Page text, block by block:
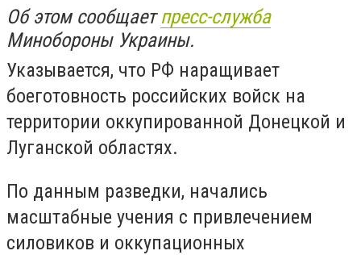
Об этом сообщаетпресс-служба
Минобороны Украины.
Указывается, что РФ наращивает
боеготовность российских войск на
территории оккупированной Донецкой и
Луганской областях.
По данным разведки, начались
масштабные учения с привлечением
силовиков и оккупационных